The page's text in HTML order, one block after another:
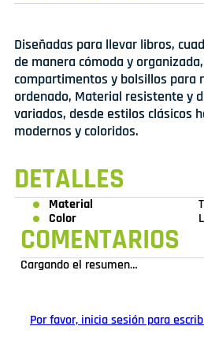
Diseñadas para llevar libros,
de manera cómoda y
compartimentos y bolsillos para
ordenado, Material resistente y
variados, desde estilos clásicos
modernos y coloridos.
DETALLES
Material
Color
COMENTARIOS
Cargando el resumen…
Por favor, inicia sesión para